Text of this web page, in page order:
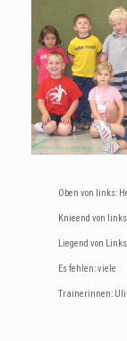
Oben von links:
Knieend von
Liegend von
Es fehlen: viele
Trainerinnen: Uli